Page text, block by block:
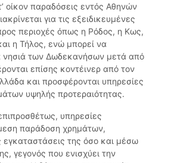
οίκον παραδόσεις εντός Αθηνών
για τις εξειδικευμένες
περιοχές όπως η Ρόδος, η Κως,
η Τήλος, ενώ μπορεί να
νησιά των Δωδεκανήσων μετά από
επίσης κοντέινερ από τον
και προσφέρονται υπηρεσίες
υψηλής προτεραιότητας.
υπηρεσίες
παράδοση χρημάτων,
εγκαταστάσεις της όσο και μέσω
γεγονός που ενισχύει την